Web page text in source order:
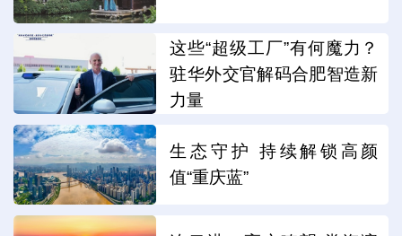
这些“超级工厂”有何魔力？
驻华外交官解码合肥智造新
力量
生态守护 持续解锁高颜
值“重庆蓝”